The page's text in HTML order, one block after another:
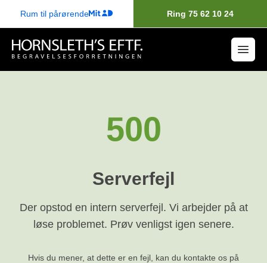
Rum til pårørende Ring 75 62 10 24
500
Serverfejl
Der opstod en intern serverfejl. Vi arbejder på at
løse problemet. Prøv venligst igen senere.
Hvis du mener, at dette er en fejl, kan du kontakte os på